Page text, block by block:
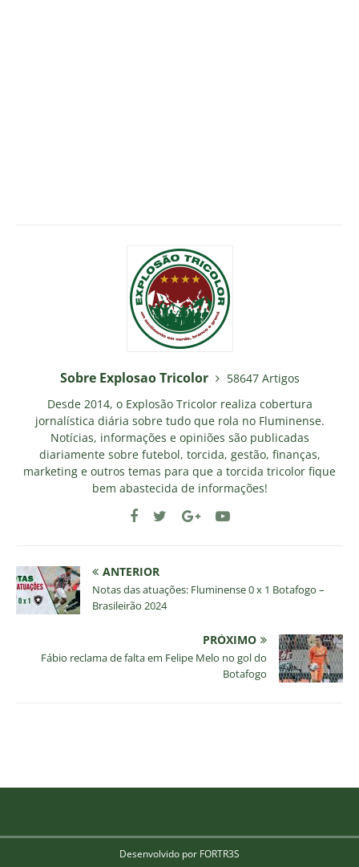
Sobre Explosao Tricolor
58647 Artigos
Desde 2014, o Explosão Tricolor realiza cobertura
jornalística diária sobre tudo que rola no Fluminense.
Notícias, informações e opiniões são publicadas
diariamente sobre futebol, torcida, gestão, finanças,
marketing e outros temas para que a torcida tricolor fique
bem abastecida de informações!
ANTERIOR
Notas das atuações: Fluminense 0 x 1 Botafogo –
Brasileirão 2024
PRÓXIMO
Fábio reclama de falta em Felipe Melo no gol do
Botafogo
Desenvolvido por FORTR3S